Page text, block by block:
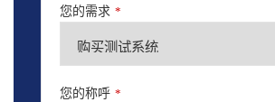
您的需求 *
您的称呼 *